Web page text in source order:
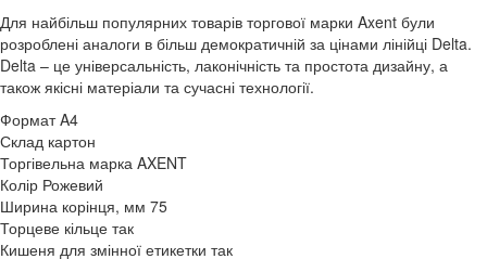
Для найбільш популярних товарів торгової марки Axent були
розроблені аналоги в більш демократичній за цінами лінійці Delta.
Delta – це універсальність, лаконічність та простота дизайну, а
також якісні матеріали та сучасні технології.
Формат A4
Склад картон
Торгівельна марка AXENT
Колір Рожевий
Ширина корінця, мм 75
Торцеве кільце так
Кишеня для змінної етикетки так